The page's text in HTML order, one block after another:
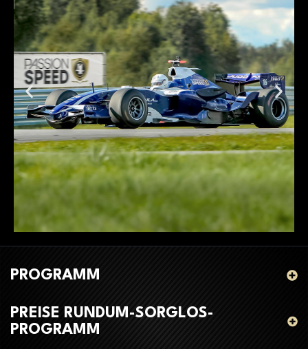
PROGRAMM
PREISE RUNDUM-SORGLOS-
PROGRAMM